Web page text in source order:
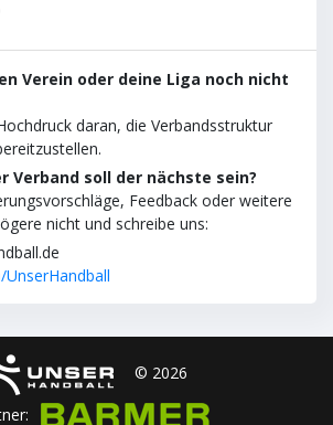
Verein oder deine Liga noch nicht
daran, die Verbandsstruktur
Verband soll der nächste sein?
Feedback oder weitere
nicht und schreibe uns:
© 2026